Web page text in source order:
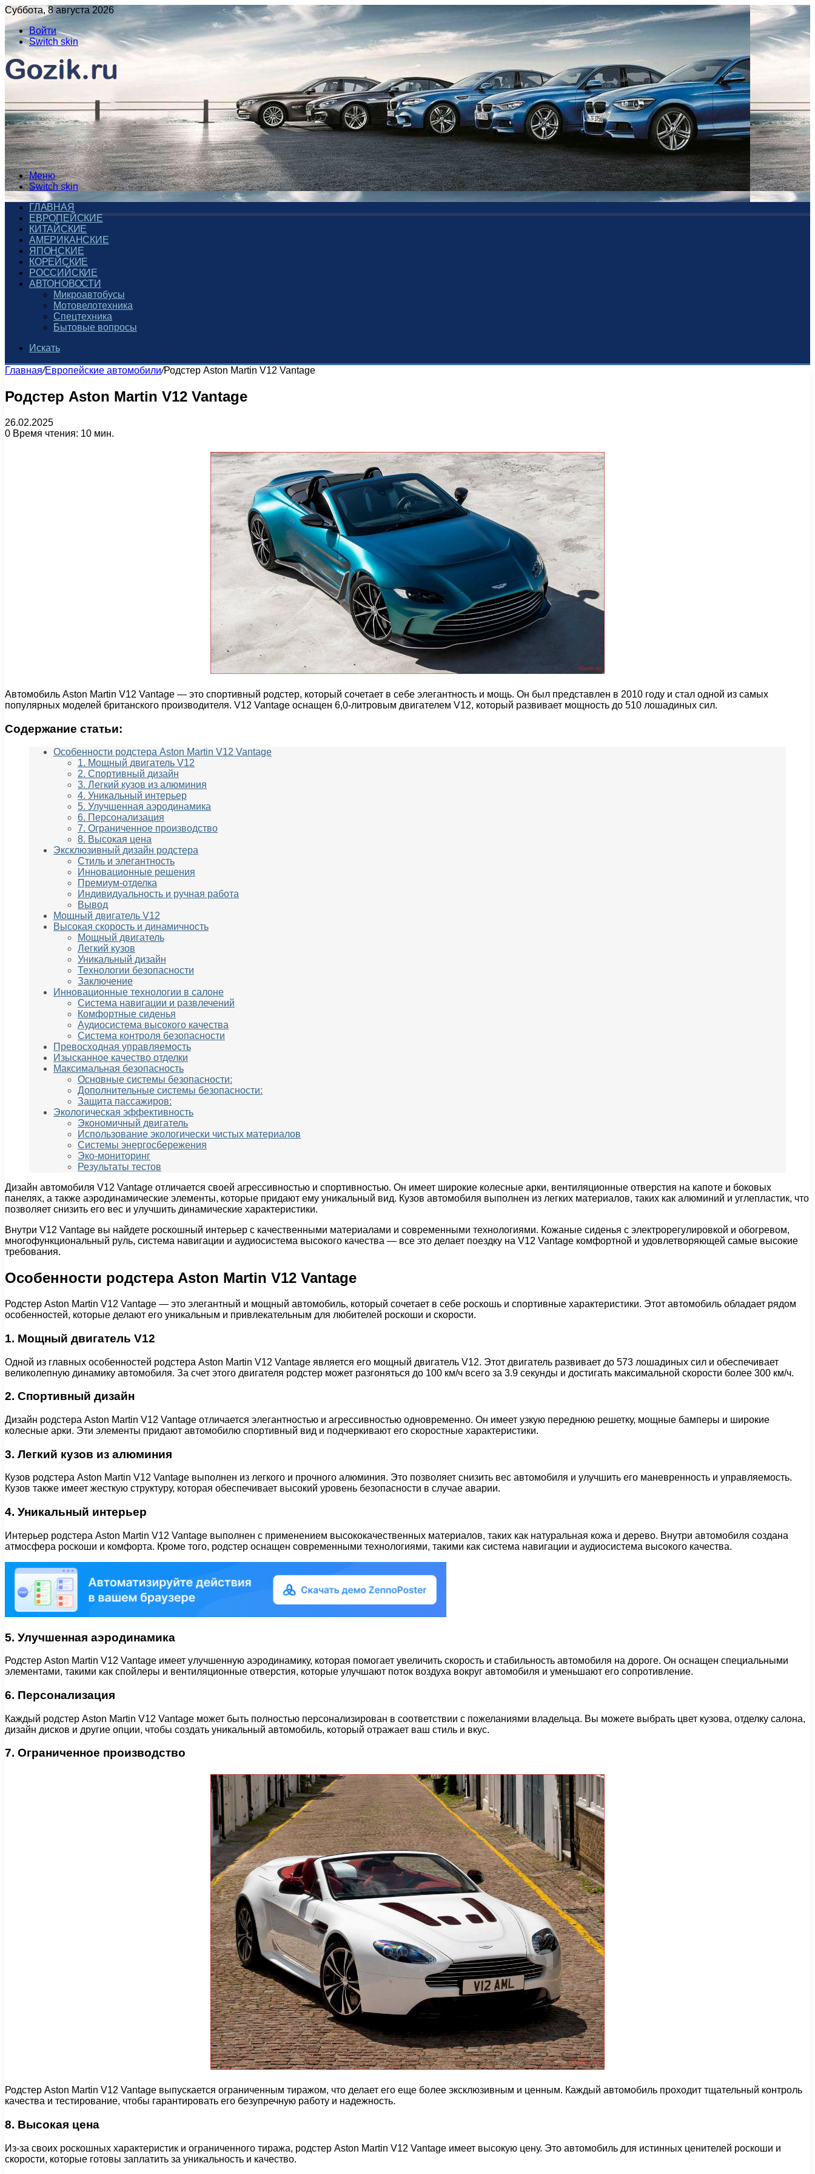
Суббота, 8 августа 2026
Войти
Switch skin
Меню
Switch skin
ГЛАВНАЯ
ЕВРОПЕЙСКИЕ
КИТАЙСКИЕ
АМЕРИКАНСКИЕ
ЯПОНСКИЕ
КОРЕЙСКИЕ
РОССИЙСКИЕ
АВТОНОВОСТИ
Микроавтобусы
Мотовелотехника
Спецтехника
Бытовые вопросы
Искать
Главная/Европейские автомобили/Родстер Aston Martin V12 Vantage
Родстер Aston Martin V12 Vantage
26.02.2025
0 Время чтения: 10 мин.
Автомобиль Aston Martin V12 Vantage — это спортивный родстер, который сочетает в себе элегантность и мощь. Он был представлен в 2010 году и стал одной из самых
популярных моделей британского производителя. V12 Vantage оснащен 6,0-литровым двигателем V12, который развивает мощность до 510 лошадиных сил.
Содержание статьи:
Особенности родстера Aston Martin V12 Vantage
1. Мощный двигатель V12
2. Спортивный дизайн
3. Легкий кузов из алюминия
4. Уникальный интерьер
5. Улучшенная аэродинамика
6. Персонализация
7. Ограниченное производство
8. Высокая цена
Эксклюзивный дизайн родстера
Стиль и элегантность
Инновационные решения
Премиум-отделка
Индивидуальность и ручная работа
Вывод
Мощный двигатель V12
Высокая скорость и динамичность
Мощный двигатель
Легкий кузов
Уникальный дизайн
Технологии безопасности
Заключение
Инновационные технологии в салоне
Система навигации и развлечений
Комфортные сиденья
Аудиосистема высокого качества
Система контроля безопасности
Превосходная управляемость
Изысканное качество отделки
Максимальная безопасность
Основные системы безопасности:
Дополнительные системы безопасности:
Защита пассажиров:
Экологическая эффективность
Экономичный двигатель
Использование экологически чистых материалов
Системы энергосбережения
Эко-мониторинг
Результаты тестов
Дизайн автомобиля V12 Vantage отличается своей агрессивностью и спортивностью. Он имеет широкие колесные арки, вентиляционные отверстия на капоте и боковых
панелях, а также аэродинамические элементы, которые придают ему уникальный вид. Кузов автомобиля выполнен из легких материалов, таких как алюминий и углепластик, что
позволяет снизить его вес и улучшить динамические характеристики.
Внутри V12 Vantage вы найдете роскошный интерьер с качественными материалами и современными технологиями. Кожаные сиденья с электрорегулировкой и обогревом,
многофункциональный руль, система навигации и аудиосистема высокого качества — все это делает поездку на V12 Vantage комфортной и удовлетворяющей самые высокие
требования.
Особенности родстера Aston Martin V12 Vantage
Родстер Aston Martin V12 Vantage — это элегантный и мощный автомобиль, который сочетает в себе роскошь и спортивные характеристики. Этот автомобиль обладает рядом
особенностей, которые делают его уникальным и привлекательным для любителей роскоши и скорости.
1. Мощный двигатель V12
Одной из главных особенностей родстера Aston Martin V12 Vantage является его мощный двигатель V12. Этот двигатель развивает до 573 лошадиных сил и обеспечивает
великолепную динамику автомобиля. За счет этого двигателя родстер может разгоняться до 100 км/ч всего за 3.9 секунды и достигать максимальной скорости более 300 км/ч.
2. Спортивный дизайн
Дизайн родстера Aston Martin V12 Vantage отличается элегантностью и агрессивностью одновременно. Он имеет узкую переднюю решетку, мощные бамперы и широкие
колесные арки. Эти элементы придают автомобилю спортивный вид и подчеркивают его скоростные характеристики.
3. Легкий кузов из алюминия
Кузов родстера Aston Martin V12 Vantage выполнен из легкого и прочного алюминия. Это позволяет снизить вес автомобиля и улучшить его маневренность и управляемость.
Кузов также имеет жесткую структуру, которая обеспечивает высокий уровень безопасности в случае аварии.
4. Уникальный интерьер
Интерьер родстера Aston Martin V12 Vantage выполнен с применением высококачественных материалов, таких как натуральная кожа и дерево. Внутри автомобиля создана
атмосфера роскоши и комфорта. Кроме того, родстер оснащен современными технологиями, такими как система навигации и аудиосистема высокого качества.
5. Улучшенная аэродинамика
Родстер Aston Martin V12 Vantage имеет улучшенную аэродинамику, которая помогает увеличить скорость и стабильность автомобиля на дороге. Он оснащен специальными
элементами, такими как спойлеры и вентиляционные отверстия, которые улучшают поток воздуха вокруг автомобиля и уменьшают его сопротивление.
6. Персонализация
Каждый родстер Aston Martin V12 Vantage может быть полностью персонализирован в соответствии с пожеланиями владельца. Вы можете выбрать цвет кузова, отделку салона,
дизайн дисков и другие опции, чтобы создать уникальный автомобиль, который отражает ваш стиль и вкус.
7. Ограниченное производство
Родстер Aston Martin V12 Vantage выпускается ограниченным тиражом, что делает его еще более эксклюзивным и ценным. Каждый автомобиль проходит тщательный контроль
качества и тестирование, чтобы гарантировать его безупречную работу и надежность.
8. Высокая цена
Из-за своих роскошных характеристик и ограниченного тиража, родстер Aston Martin V12 Vantage имеет высокую цену. Это автомобиль для истинных ценителей роскоши и
скорости, которые готовы заплатить за уникальность и качество.